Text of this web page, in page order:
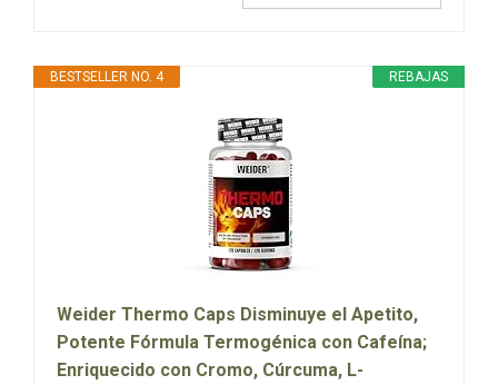
REBAJAS
BESTSELLER NO. 4
Weider Thermo Caps Disminuye el Apetito,
Potente Fórmula Termogénica con Cafeína;
Enriquecido con Cromo, Cúrcuma, L-